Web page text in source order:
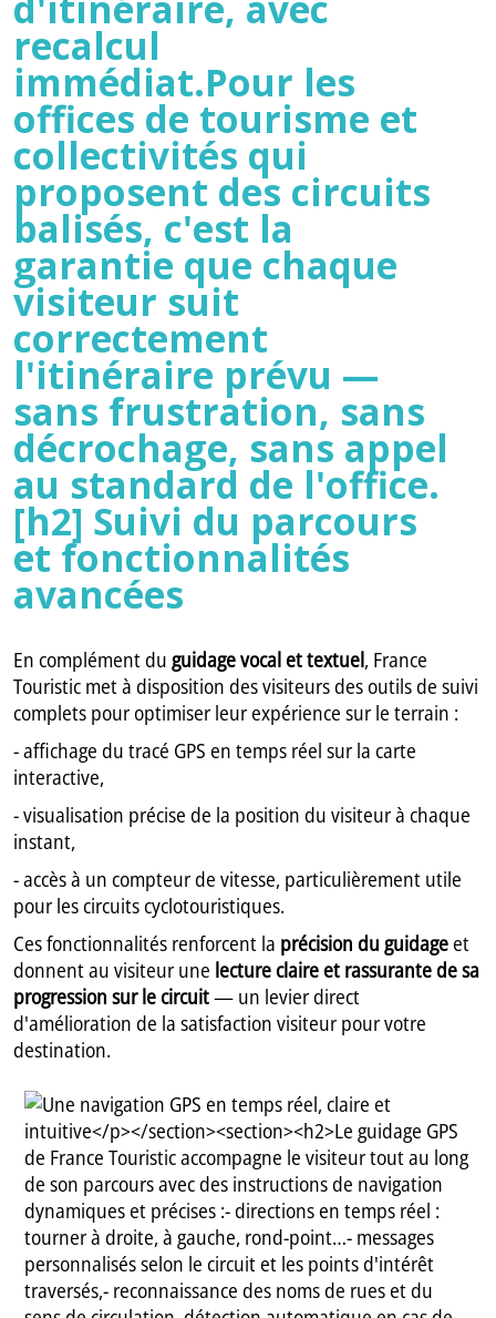
recalcul
immédiat.Pour les
offices de tourisme et
collectivités qui
proposent des circuits
balisés, c'est la
garantie que chaque
visiteur suit
correctement
l'itinéraire prévu —
sans frustration, sans
décrochage, sans appel
au standard de l'office.
[h2] Suivi du parcours
et fonctionnalités
avancées
En complément duguidage vocal et textuel, France
Touristic met à disposition des visiteurs des outils de suivi
complets pour optimiser leur expérience sur le terrain :
- affichage du tracé GPS en temps réel sur la carte
interactive,
- visualisation précise de la position du visiteur à chaque
instant,
- accès à un compteur de vitesse, particulièrement utile
pour les circuits cyclotouristiques.
Ces fonctionnalités renforcent la précision du guidage et
donnent au visiteur une lecture claire et rassurante de sa
progression sur le circuit— un levier direct
d'amélioration de la satisfaction visiteur pour votre
destination.